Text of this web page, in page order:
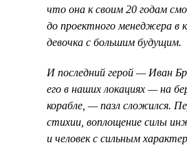
что она к своим 20 годам
до проектного менеджера в
девочка с большим будущим.
И последний герой — Иван
его в наших локациях — на
корабле, — пазл сложился.
стихии, воплощение силы
и человек с сильным